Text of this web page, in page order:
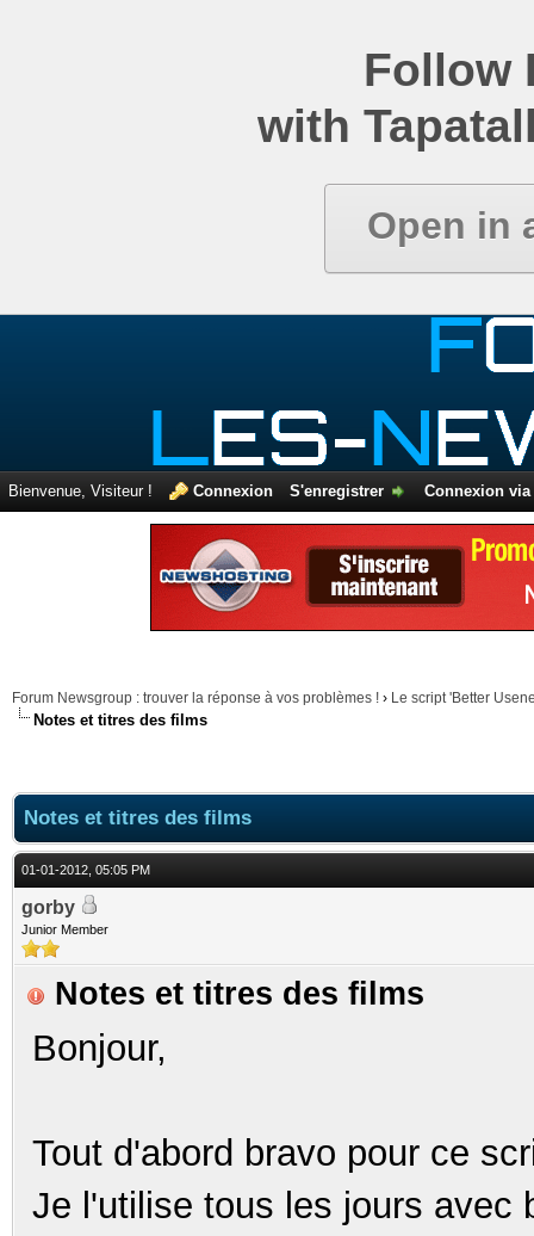
Follow
with
Open in
Bienvenue, Visiteur ! Connexion S'enregistrer Connexion via
Forum Newsgroup : trouver la réponse à vos problèmes ! › Le script 'Better
Notes et titres des films
Notes et titres des films
01-01-2012, 05:05 PM
gorby
Junior Member
Notes et titres des films
Bonjour,
Tout d'abord bravo pour ce
Je l'utilise tous les jours avec